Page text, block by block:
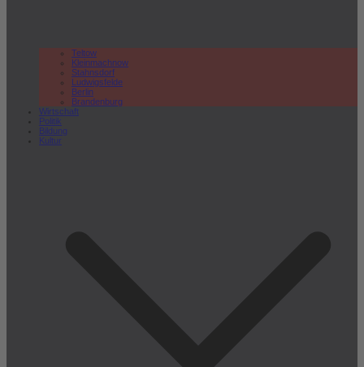
Teltow
Kleinmachnow
Stahnsdorf
Ludwigsfelde
Berlin
Brandenburg
Wirtschaft
Politik
Bildung
Kultur